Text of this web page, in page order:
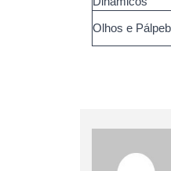
Olhos e